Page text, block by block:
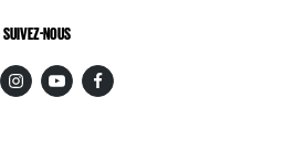
SUIVEZ-NOUS